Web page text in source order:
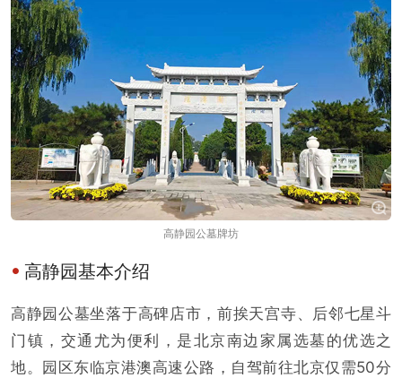
高静园公墓牌坊
高静园基本介绍
高静园公墓坐落于高碑店市，前挨天宫寺、后邻七星斗
门镇，交通尤为便利，是北京南边家属选墓的优选之
地。园区东临京港澳高速公路，自驾前往北京仅需50分